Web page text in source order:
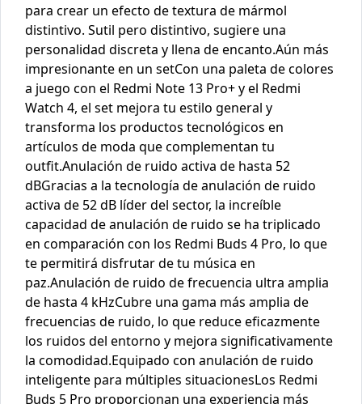
para crear un efecto de textura de mármol
distintivo. Sutil pero distintivo, sugiere una
personalidad discreta y llena de encanto.Aún más
impresionante en un setCon una paleta de colores
a juego con el Redmi Note 13 Pro+ y el Redmi
Watch 4, el set mejora tu estilo general y
transforma los productos tecnológicos en
artículos de moda que complementan tu
outfit.Anulación de ruido activa de hasta 52
dBGracias a la tecnología de anulación de ruido
activa de 52 dB líder del sector, la increíble
capacidad de anulación de ruido se ha triplicado
en comparación con los Redmi Buds 4 Pro, lo que
te permitirá disfrutar de tu música en
paz.Anulación de ruido de frecuencia ultra amplia
de hasta 4 kHzCubre una gama más amplia de
frecuencias de ruido, lo que reduce eficazmente
los ruidos del entorno y mejora significativamente
la comodidad.Equipado con anulación de ruido
inteligente para múltiples situacionesLos Redmi
Buds 5 Pro proporcionan una experiencia más